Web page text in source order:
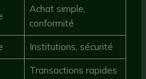
Achat simple,
conformité
Institutions, sécurité
Transactions rapides